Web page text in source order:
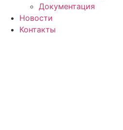
Документация
Новости
Контакты